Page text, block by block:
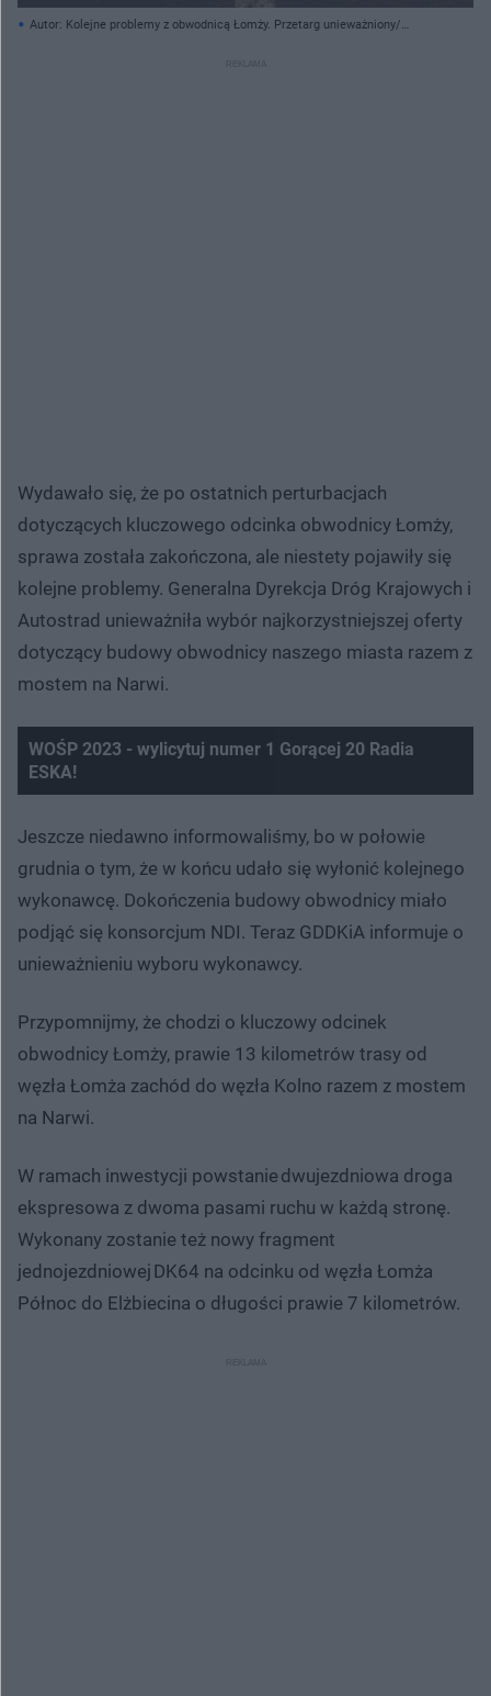
Autor: Kolejne problemy z obwodnicą Łomży. Przetarg unieważniony/
Wydawało się, że po ostatnich perturbacjach
dotyczących kluczowego odcinka obwodnicy Łomży,
sprawa została zakończona, ale niestety pojawiły się
kolejne problemy. Generalna Dyrekcja Dróg Krajowych i
Autostrad unieważniła wybór najkorzystniejszej oferty
dotyczący budowy obwodnicy naszego miasta razem z
mostem na Narwi.
WOŚP 2023 - wylicytuj numer 1 Gorącej 20 Radia
ESKA!
Spróbuj ponownie
Jeszcze niedawno informowaliśmy, bo w połowie
grudnia o tym, że w końcu udało się wyłonić kolejnego
wykonawcę. Dokończenia budowy obwodnicy miało
podjąć się konsorcjum NDI. Teraz GDDKiA informuje o
unieważnieniu wyboru wykonawcy.
Przypomnijmy, że chodzi o kluczowy odcinek
obwodnicy Łomży, prawie 13 kilometrów trasy od
węzła Łomża zachód do węzła Kolno razem z mostem
na Narwi.
W ramach inwestycji powstanie dwujezdniowa droga
ekspresowa z dwoma pasami ruchu w każdą stronę.
Wykonany zostanie też nowy fragment
jednojezdniowej DK64 na odcinku od węzła Łomża
Północ do Elżbiecina o długości prawie 7 kilometrów.